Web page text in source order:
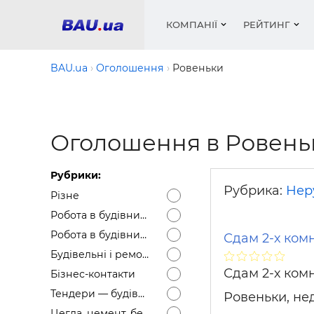
КОМПАНІЇ РЕЙТИНГ
Медіа
Вікна
Сипучі
цемент
BAU.ua Оголошення Ровеньки
Оголошення в
Рубрики:
Різне
Робота в будівництві — Вакансії
Робота в будівництві — Резюме
Будівельні і ремонтні послуги
Бізнес-контакти
Тендери — будівельні
Рубрика:
Сдам 2-х
Сдам 2-х
Ровеньки,